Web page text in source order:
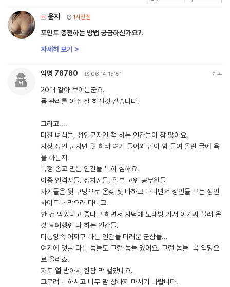
윤지 1시간전
포인트 충전하는 방법 궁금하신가요?.
자세히 보기 >
익명 78780 06.14 15:51 신고
20대 같아 보이는군요.
몸 관리를 아주 잘 하신것 같습니다.
그리고....
미친 녀석들, 성인군자인 척 하는 인간들이 참 많아요.
자칭 성인 군자면 뭣 하러 여기 들어와 남이 힘 들여 올린 글에 욕
을 하는지.
특정 종교 믿는 인간들 특히 심해요.
이중 인격자들. 정치꾼들, 일부 고위 공무원들
자기들은 뒷 구멍으로 온갖 짓 다하고 다니면서 성인들 보는 성인
사이트나 막으러 다니고.
한 건 막았다고 좋다고 하면서 자녁에 노래방 가서 아가씨 불러 온
갖 퇴폐행위 다 하는 인간들.
미풍양속 어쩌구 하는 인간들 더러운 군상들...
여기에 댓글 다는 놈들도 그런 놈들 있어요. 그런 놈들 꼭 익명으
로 올리죠.
저도 열 받아서 한참 막 뱉았네요.
그르려니 하시고 너무 맘 상하지 마시기 바랍니다.